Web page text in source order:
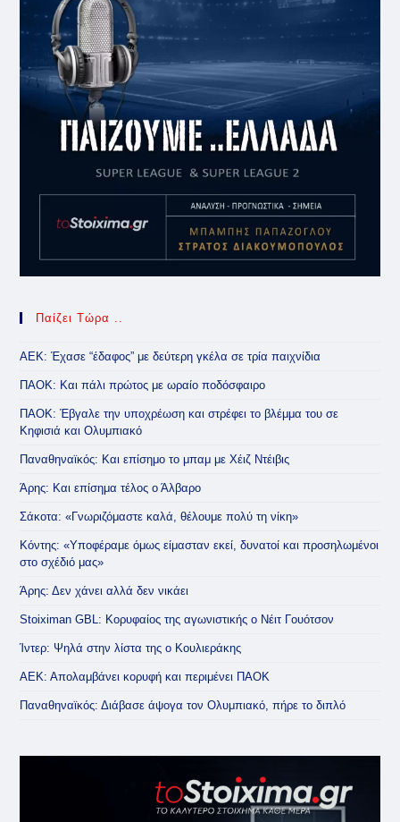
Παίζει Τώρα ..
ΑΕΚ: Έχασε “έδαφος” με δεύτερη γκέλα σε τρία παιχνίδια
ΠΑΟΚ: Και πάλι πρώτος με ωραίο ποδόσφαιρο
ΠΑΟΚ: Έβγαλε την υποχρέωση και στρέφει το βλέμμα του σε
Κηφισιά και Ολυμπιακό
Παναθηναϊκός: Και επίσημο το μπαμ με Χέιζ Ντέιβις
Άρης: Και επίσημα τέλος ο Άλβαρο
Σάκοτα: «Γνωριζόμαστε καλά, θέλουμε πολύ τη νίκη»
Κόντης: «Υποφέραμε όμως είμασταν εκεί, δυνατοί και προσηλωμένοι
στο σχέδιό μας»
Άρης: Δεν χάνει αλλά δεν νικάει
Stoiximan GBL: Κορυφαίος της αγωνιστικής ο Νέιτ Γουότσον
Ίντερ: Ψηλά στην λίστα της ο Κουλιεράκης
ΑΕΚ: Απολαμβάνει κορυφή και περιμένει ΠΑΟΚ
Παναθηναϊκός: Διάβασε άψογα τον Ολυμπιακό, πήρε το διπλό